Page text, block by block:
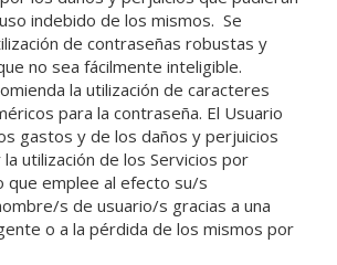
indebido de los mismos. Se
de contraseñas robustas y
no sea fácilmente inteligible.
la utilización de caracteres
para la contraseña. El Usuario
gastos y de los daños y perjuicios
utilización de los Servicios por
que emplee al efecto su/s
s de usuario/s gracias a una
o a la pérdida de los mismos por